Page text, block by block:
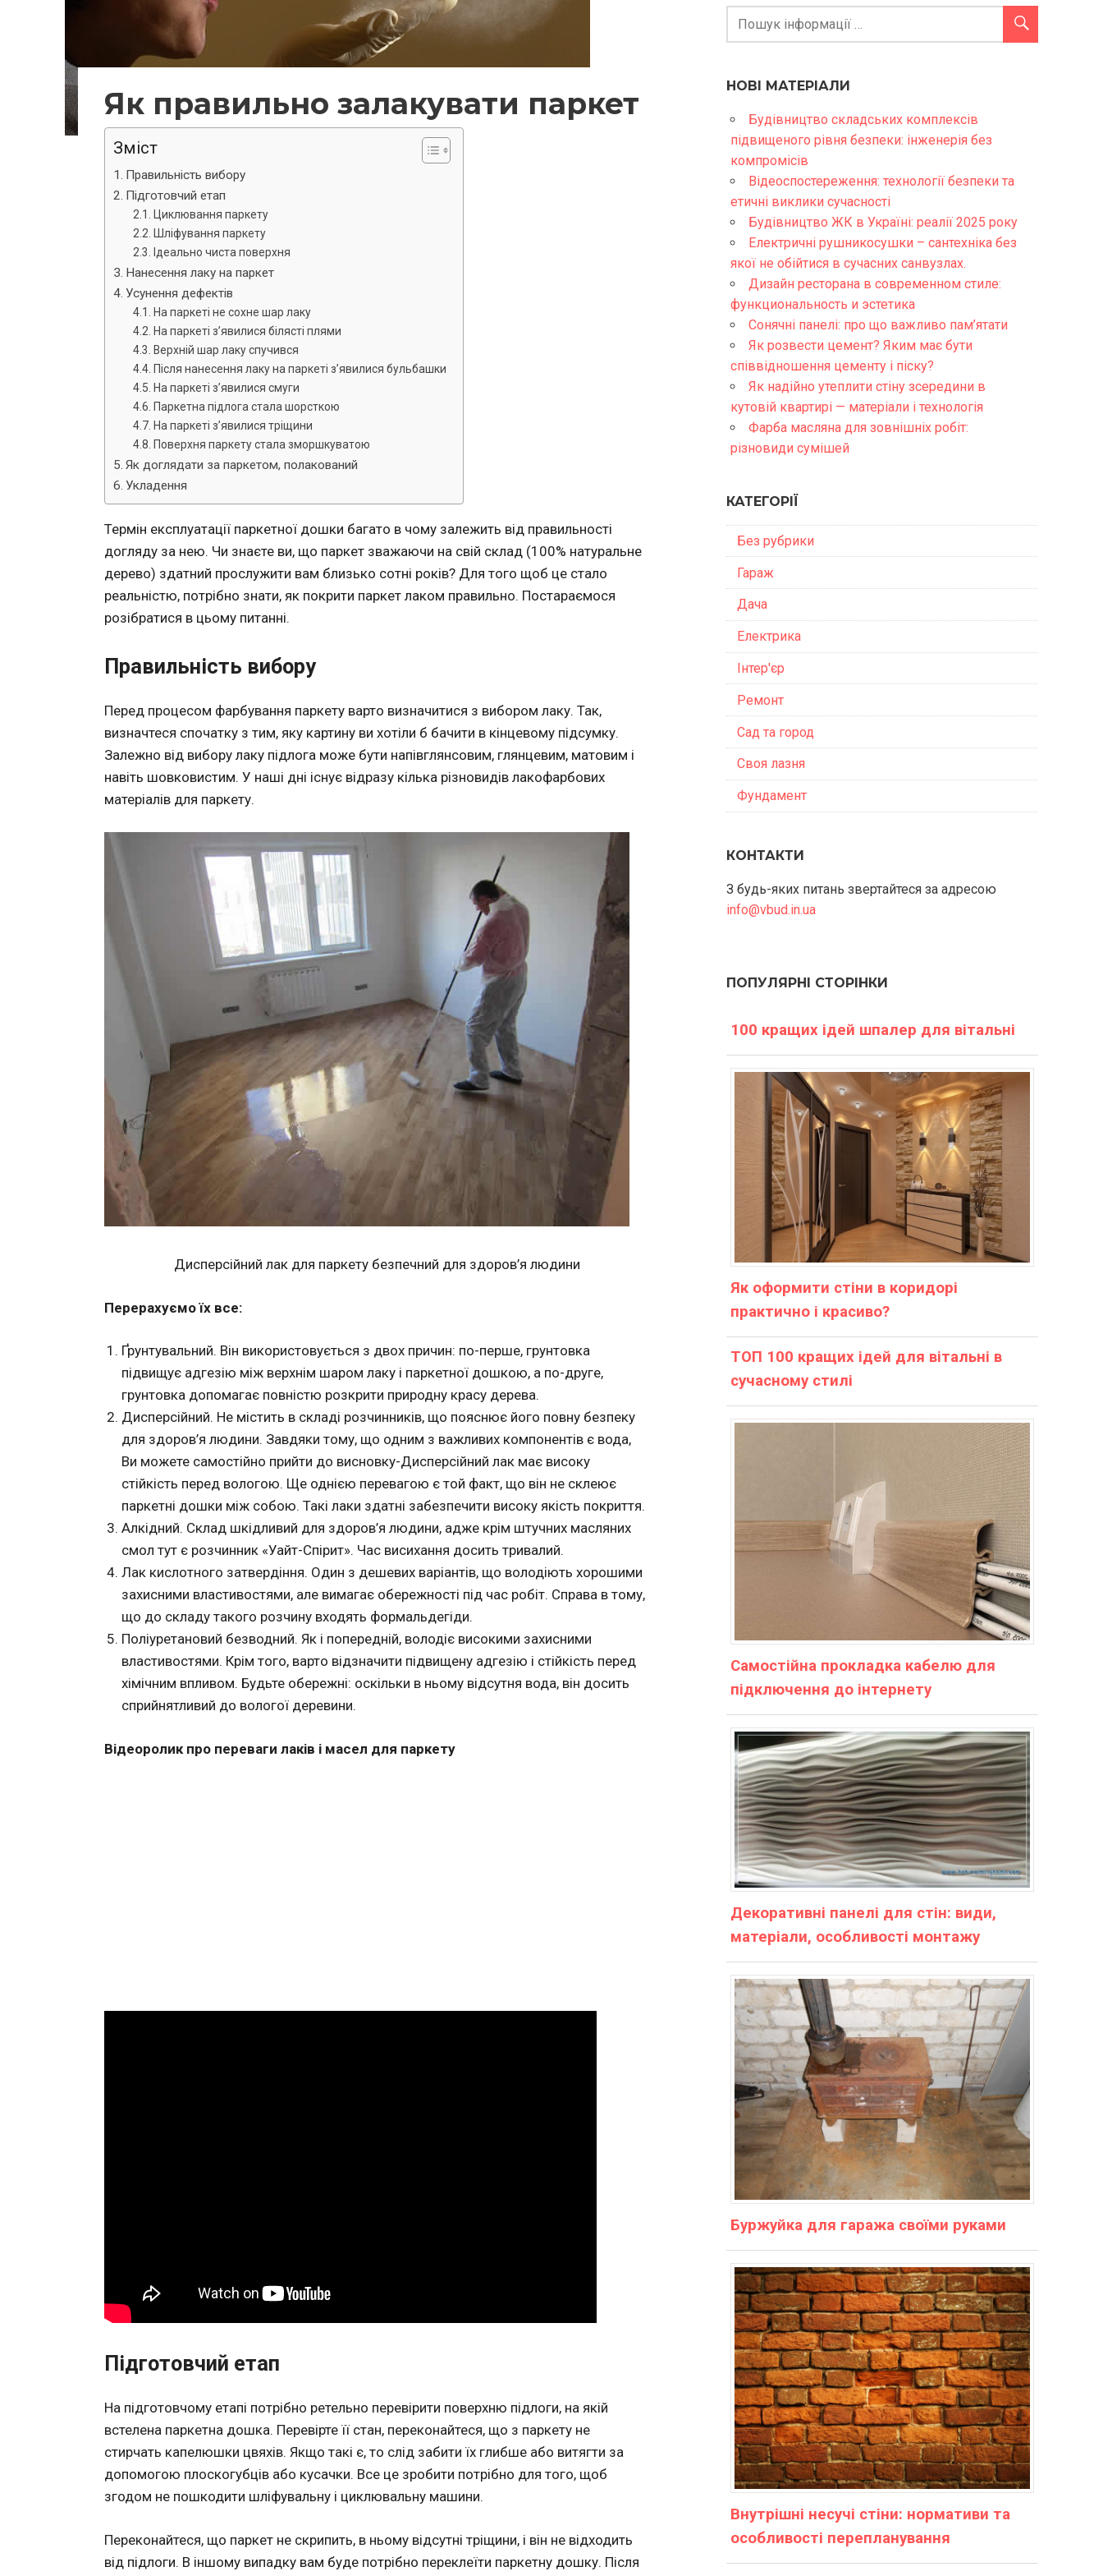
Як правильно залакувати паркет
Зміст
Правильність вибору
Підготовчий етап
Циклювання паркету
Шліфування паркету
Ідеально чиста поверхня
Нанесення лаку на паркет
Усунення дефектів
На паркеті не сохне шар лаку
На паркеті з’явилися білясті плями
Верхній шар лаку спучився
Після нанесення лаку на паркеті з’явилися бульбашки
На паркеті з’явилися смуги
Паркетна підлога стала шорсткою
На паркеті з’явилися тріщини
Поверхня паркету стала зморшкуватою
Як доглядати за паркетом, полакований
Укладення
Термін експлуатації паркетної дошки багато в чому залежить від правильності
догляду за нею. Чи знаєте ви, що паркет зважаючи на свій склад (100% натуральне
дерево) здатний прослужити вам близько сотні років? Для того щоб це стало
реальністю, потрібно знати, як покрити паркет лаком правильно. Постараємося
розібратися в цьому питанні.
Правильність вибору
Перед процесом фарбування паркету варто визначитися з вибором лаку. Так,
визначтеся спочатку з тим, яку картину ви хотіли б бачити в кінцевому підсумку.
Залежно від вибору лаку підлога може бути напівглянсовим, глянцевим, матовим і
навіть шовковистим. У наші дні існує відразу кілька різновидів лакофарбових
матеріалів для паркету.
Дисперсійний лак для паркету безпечний для здоров’я людини
Перерахуємо їх все:
Ґрунтувальний. Він використовується з двох причин: по-перше, грунтовка
підвищує адгезію між верхнім шаром лаку і паркетної дошкою, а по-друге,
грунтовка допомагає повністю розкрити природну красу дерева.
Дисперсійний. Не містить в складі розчинників, що пояснює його повну безпеку
для здоров’я людини. Завдяки тому, що одним з важливих компонентів є вода,
Ви можете самостійно прийти до висновку-Дисперсійний лак має високу
стійкість перед вологою. Ще однією перевагою є той факт, що він не склеює
паркетні дошки між собою. Такі лаки здатні забезпечити високу якість покриття.
Алкідний. Склад шкідливий для здоров’я людини, адже крім штучних масляних
смол тут є розчинник «Уайт-Спірит». Час висихання досить тривалий.
Лак кислотного затвердіння. Один з дешевих варіантів, що володіють хорошими
захисними властивостями, але вимагає обережності під час робіт. Справа в тому,
що до складу такого розчину входять формальдегіди.
Поліуретановий безводний. Як і попередній, володіє високими захисними
властивостями. Крім того, варто відзначити підвищену адгезію і стійкість перед
хімічним впливом. Будьте обережні: оскільки в ньому відсутня вода, він досить
сприйнятливий до вологої деревини.
Відеоролик про переваги лаків і масел для паркету
Підготовчий етап
На підготовчому етапі потрібно ретельно перевірити поверхню підлоги, на якій
встелена паркетна дошка. Перевірте її стан, переконайтеся, що з паркету не
стирчать капелюшки цвяхів. Якщо такі є, то слід забити їх глибше або витягти за
допомогою плоскогубців або кусачки. Все це зробити потрібно для того, щоб
згодом не пошкодити шліфувальну і циклювальну машини.
Переконайтеся, що паркет не скрипить, в ньому відсутні тріщини, і він не відходить
від підлоги. В іншому випадку вам буде потрібно переклеїти паркетну дошку. Після
НОВІ МАТЕРІАЛИ
Будівництво складських комплексів
підвищеного рівня безпеки: інженерія без
компромісів
Відеоспостереження: технології безпеки та
етичні виклики сучасності
Будівництво ЖК в Україні: реалії 2025 року
Електричні рушникосушки – сантехніка без
якої не обійтися в сучасних санвузлах.
Дизайн ресторана в современном стиле:
функциональность и эстетика
Сонячні панелі: про що важливо пам’ятати
Як розвести цемент? Яким має бути
співвідношення цементу і піску?
Як надійно утеплити стіну зсередини в
кутовій квартирі — матеріали і технологія
Фарба масляна для зовнішніх робіт:
різновиди сумішей
КАТЕГОРІЇ
Без рубрики
Гараж
Дача
Електрика
Інтер'єр
Ремонт
Сад та город
Своя лазня
Фундамент
КОНТАКТИ
З будь-яких питань звертайтеся за адресою
info@vbud.in.ua
ПОПУЛЯРНІ СТОРІНКИ
100 кращих ідей шпалер для вітальні
Як оформити стіни в коридорі
практично і красиво?
ТОП 100 кращих ідей для вітальні в
сучасному стилі
Самостійна прокладка кабелю для
підключення до інтернету
Декоративні панелі для стін: види,
матеріали, особливості монтажу
Буржуйка для гаража своїми руками
Внутрішні несучі стіни: нормативи та
особливості перепланування